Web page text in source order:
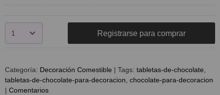
Registrarse para comprar
Categoría: Decoración Comestible | Tags: tabletas-de-chocolate
tabletas-de-chocolate-para-decoracion chocolate-para-decoracion
| Comentarios